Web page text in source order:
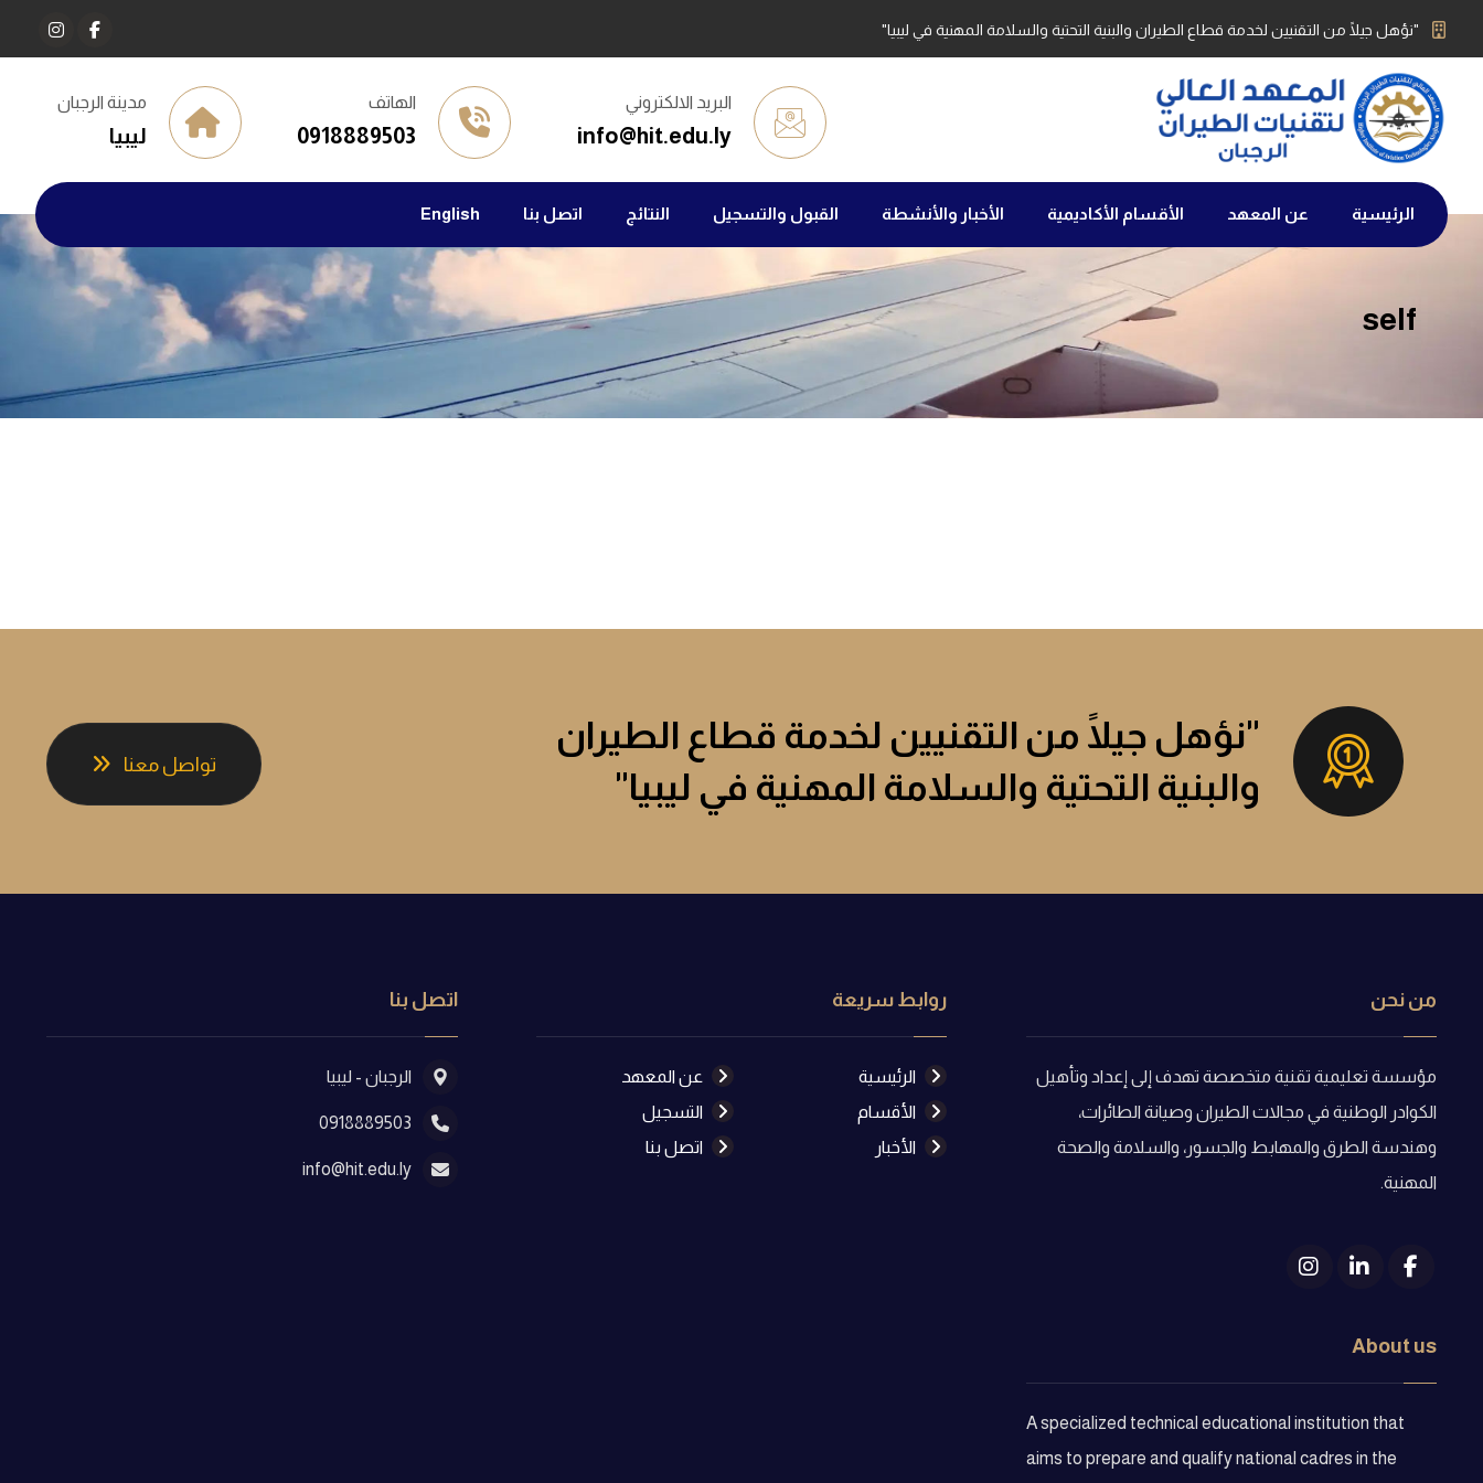
"نؤهل جيلًا من التقنيين لخدمة قطاع الطيران والبنية التحتية والسلامة المهنية في ليبيا"
مدينة الرجبان
ليبيا
الهاتف
0918889503
البريد الالكتروني
info@hit.edu.ly
الرئيسية عن المعهد الأقسام الأكاديمية الأخبار والأنشطة القبول والتسجيل النتائج اتصل بنا English
self
"نؤهل جيلًا من التقنيين لخدمة قطاع الطيران
والبنية التحتية والسلامة المهنية في ليبيا"
تواصل معنا
من نحن
مؤسسة تعليمية تقنية متخصصة تهدف إلى إعداد وتأهيل
الكوادر الوطنية في مجالات الطيران وصيانة الطائرات،
وهندسة الطرق والمهابط والجسور، والسلامة والصحة
المهنية.
About us
A specialized technical educational institution that
aims to prepare and qualify national cadres in the
روابط سريعة
الرئيسية
عن المعهد
الأقسام
التسجيل
الأخبار
اتصل بنا
اتصل بنا
الرجبان - ليبيا
0918889503
info@hit.edu.ly